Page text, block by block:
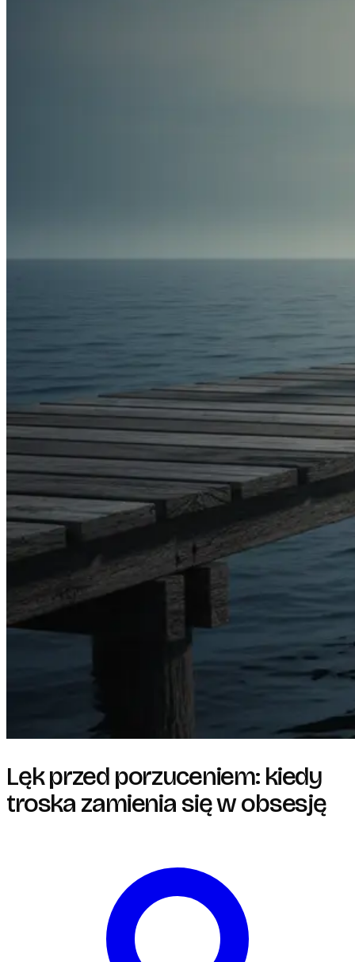
Lęk przed porzuceniem: kiedy
troska zamienia się w obsesję